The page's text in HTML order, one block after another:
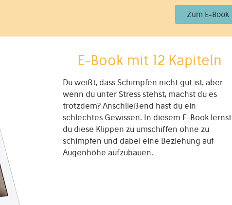
Zum E-Book
E-Book mit 12 Kapiteln
Du weißt, dass Schimpfen nicht gut ist, aber
wenn du unter Stress stehst, machst du es
trotzdem? Anschließend hast du ein
schlechtes Gewissen. In diesem E-Book lernst
du diese Klippen zu umschiffen ohne zu
schimpfen und dabei eine Beziehung auf
Augenhöhe aufzubauen.